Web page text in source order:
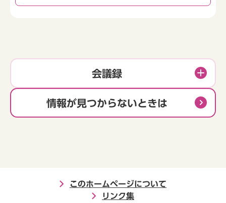
会議録
情報が見つからないときは
このホームページについて
リンク集